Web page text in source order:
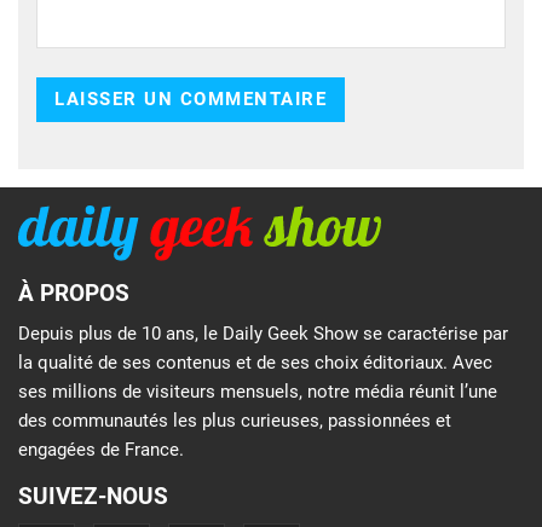
À PROPOS
Depuis plus de 10 ans, le Daily Geek Show se caractérise par
la qualité de ses contenus et de ses choix éditoriaux. Avec
ses millions de visiteurs mensuels, notre média réunit l’une
des communautés les plus curieuses, passionnées et
engagées de France.
SUIVEZ-NOUS